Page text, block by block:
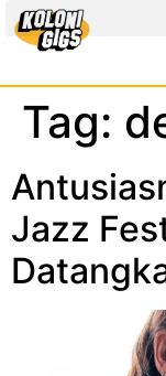
Tag:
Jazz